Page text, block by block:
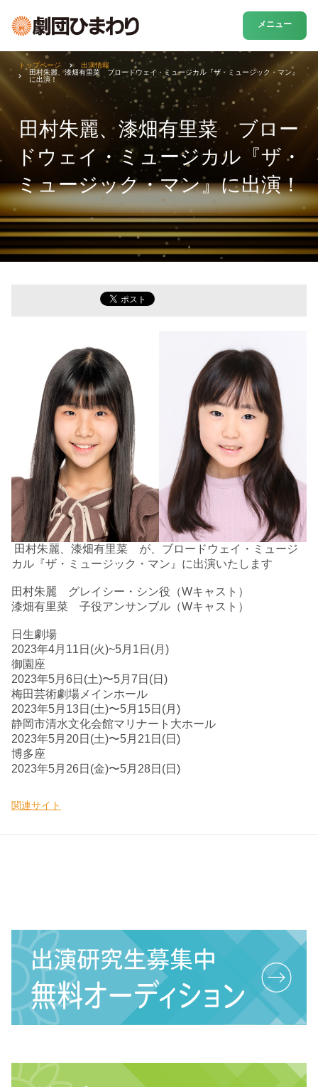
メニュー
田村朱麗、漆畑有里菜 ブロー
ドウェイ・ミュージカル『ザ・
ミュージック・マン』に出演！
トップページ
出演情報
田村朱麗、漆畑有里菜 ブロードウェイ・ミュージカル『ザ・ミュージック・マン』
に出演！
田村朱麗、漆畑有里菜 が、ブロードウェイ・ミュージ
カル『ザ・ミュージック・マン』に出演いたします
田村朱麗 グレイシー・シン役（Wキャスト）
漆畑有里菜 子役アンサンブル（Wキャスト）
日生劇場
2023年4月11日(火)~5月1日(月)
御園座
2023年5月6日(土)〜5月7日(日)
梅田芸術劇場メインホール
2023年5月13日(土)〜5月15日(月)
静岡市清水文化会館マリナート大ホール
2023年5月20日(土)〜5月21日(日)
博多座
2023年5月26日(金)〜5月28日(日)
関連サイト